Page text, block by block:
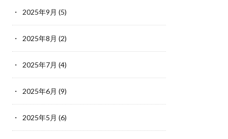
2025年9月 (5)
2025年8月 (2)
2025年7月 (4)
2025年6月 (9)
2025年5月 (6)